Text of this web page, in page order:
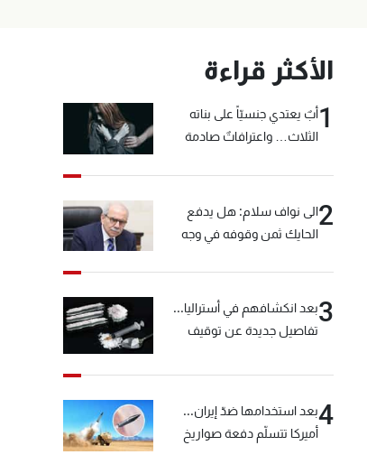
الأكثر قراءة
1أبٌ يعتدي جنسيّاً على بناته
الثلاث… واعترافاتٌ صادمة
2الى نواف سلام: هل يدفع
الحايك ثمن وقوفه في وجه
3بعد انكشافهم في أستراليا...
تفاصيل جديدة عن توقيف
4بعد استخدامها ضدّ إيران...
أميركا تتسلّم دفعة صواريخ